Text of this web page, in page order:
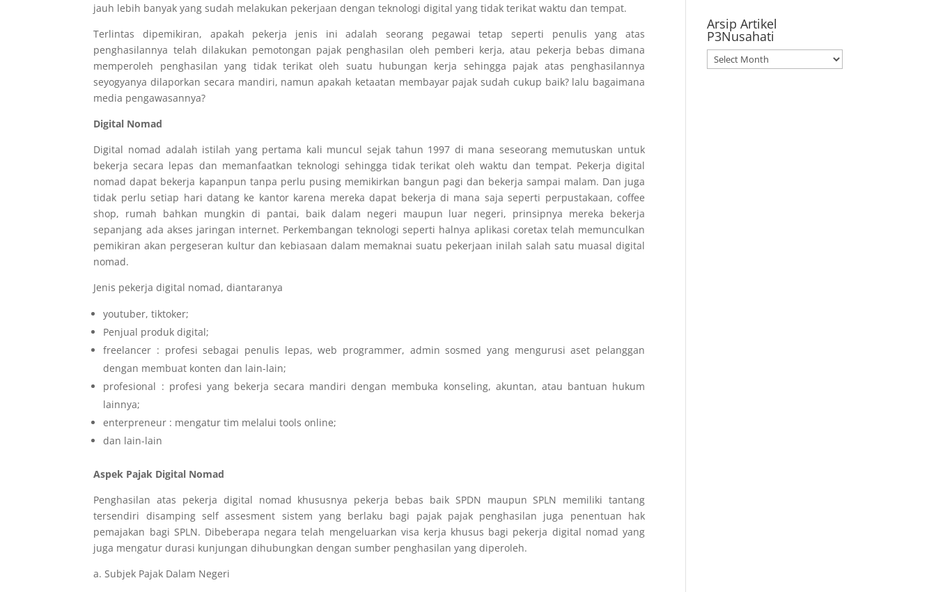
jauh lebih banyak yang sudah melakukan pekerjaan dengan teknologi digital yang tidak terikat waktu dan tempat.
Terlintas dipemikiran, apakah pekerja jenis ini adalah seorang pegawai tetap seperti penulis yang atas
penghasilannya telah dilakukan pemotongan pajak penghasilan oleh pemberi kerja, atau pekerja bebas dimana
memperoleh penghasilan yang tidak terikat oleh suatu hubungan kerja sehingga pajak atas penghasilannya
seyogyanya dilaporkan secara mandiri, namun apakah ketaatan membayar pajak sudah cukup baik? lalu bagaimana
media pengawasannya?
Digital Nomad
Digital nomad adalah istilah yang pertama kali muncul sejak tahun 1997 di mana seseorang memutuskan untuk
bekerja secara lepas dan memanfaatkan teknologi sehingga tidak terikat oleh waktu dan tempat. Pekerja digital
nomad dapat bekerja kapanpun tanpa perlu pusing memikirkan bangun pagi dan bekerja sampai malam. Dan juga
tidak perlu setiap hari datang ke kantor karena mereka dapat bekerja di mana saja seperti perpustakaan, coffee
shop, rumah bahkan mungkin di pantai, baik dalam negeri maupun luar negeri, prinsipnya mereka bekerja
sepanjang ada akses jaringan internet. Perkembangan teknologi seperti halnya aplikasi coretax telah memunculkan
pemikiran akan pergeseran kultur dan kebiasaan dalam memaknai suatu pekerjaan inilah salah satu muasal digital
nomad.
Jenis pekerja digital nomad, diantaranya
youtuber, tiktoker;
Penjual produk digital;
freelancer : profesi sebagai penulis lepas, web programmer, admin sosmed yang mengurusi aset pelanggan
dengan membuat konten dan lain-lain;
profesional : profesi yang bekerja secara mandiri dengan membuka konseling, akuntan, atau bantuan hukum
lainnya;
enterpreneur : mengatur tim melalui tools online;
dan lain-lain
Aspek Pajak Digital Nomad
Penghasilan atas pekerja digital nomad khususnya pekerja bebas baik SPDN maupun SPLN memiliki tantang
tersendiri disamping self assesment sistem yang berlaku bagi pajak pajak penghasilan juga penentuan hak
pemajakan bagi SPLN. Dibeberapa negara telah mengeluarkan visa kerja khusus bagi pekerja digital nomad yang
juga mengatur durasi kunjungan dihubungkan dengan sumber penghasilan yang diperoleh.
a. Subjek Pajak Dalam Negeri
Arsip Artikel
P3Nusahati
Arsip
Artikel